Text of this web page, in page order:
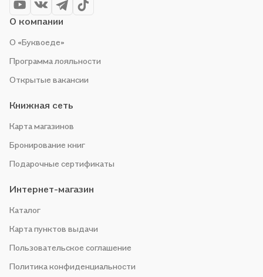
О компании
О «Буквоеде»
Программа лояльности
Открытые вакансии
Книжная сеть
Карта магазинов
Бронирование книг
Подарочные сертификаты
Интернет-магазин
Каталог
Карта пунктов выдачи
Пользовательское соглашение
Политика конфиденциальности